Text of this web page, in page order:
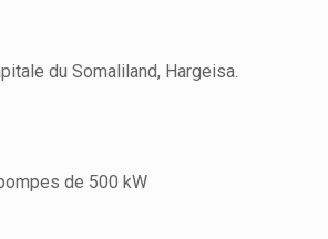
du Somaliland, Hargeisa.
de 500 kW